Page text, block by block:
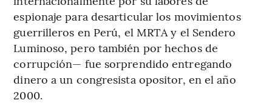
espionaje para desarticular los movimientos
guerrilleros en Perú, el MRTA y el Sendero
Luminoso, pero también por hechos de
corrupción— fue sorprendido entregando
dinero a un congresista opositor, en el año
2000.